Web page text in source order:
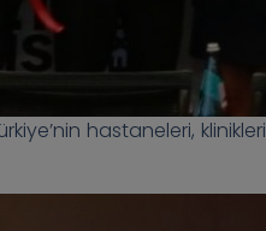
hastaneleri,